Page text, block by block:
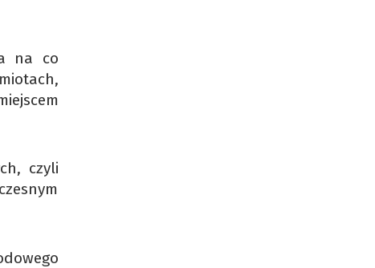
na co
czyli